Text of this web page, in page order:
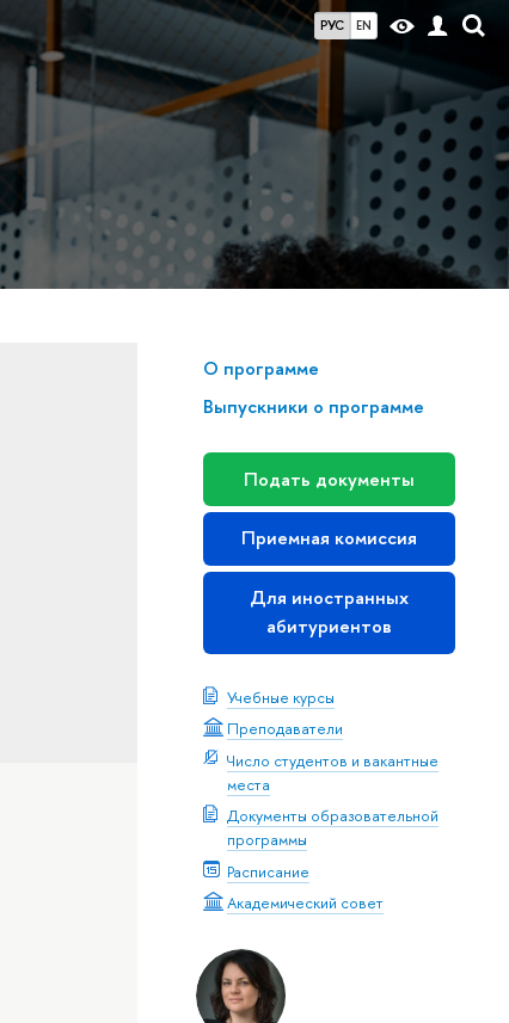
РУС EN
О программе
Выпускники о программе
Подать документы
Приемная комиссия
Для иностранных
абитуриентов
Учебные курсы
Преподаватели
Число студентов и вакантные
места
Документы образовательной
программы
Расписание
Академический совет